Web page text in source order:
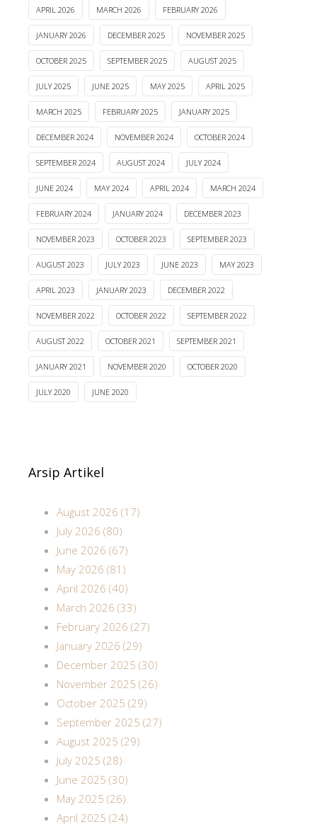
APRIL 2026 MARCH 2026 FEBRUARY 2026
JANUARY 2026 DECEMBER 2025 NOVEMBER 2025
OCTOBER 2025 SEPTEMBER 2025 AUGUST 2025
JULY 2025 JUNE 2025 MAY 2025 APRIL 2025
MARCH 2025 FEBRUARY 2025 JANUARY 2025
DECEMBER 2024 NOVEMBER 2024 OCTOBER 2024
SEPTEMBER 2024 AUGUST 2024 JULY 2024
JUNE 2024 MAY 2024 APRIL 2024 MARCH 2024
FEBRUARY 2024 JANUARY 2024 DECEMBER 2023
NOVEMBER 2023 OCTOBER 2023 SEPTEMBER 2023
AUGUST 2023 JULY 2023 JUNE 2023 MAY 2023
APRIL 2023 JANUARY 2023 DECEMBER 2022
NOVEMBER 2022 OCTOBER 2022 SEPTEMBER 2022
AUGUST 2022 OCTOBER 2021 SEPTEMBER 2021
JANUARY 2021 NOVEMBER 2020 OCTOBER 2020
JULY 2020 JUNE 2020
Arsip Artikel
August 2026 (17)
July 2026 (80)
June 2026 (67)
May 2026 (81)
April 2026 (40)
March 2026 (33)
February 2026 (27)
January 2026 (29)
December 2025 (30)
November 2025 (26)
October 2025 (29)
September 2025 (27)
August 2025 (29)
July 2025 (28)
June 2025 (30)
May 2025 (26)
April 2025 (24)